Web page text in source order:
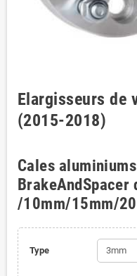
Elargisseurs de
(2015-2018)
Cales
BrakeAndSpacer
/10mm/15mm/
Type